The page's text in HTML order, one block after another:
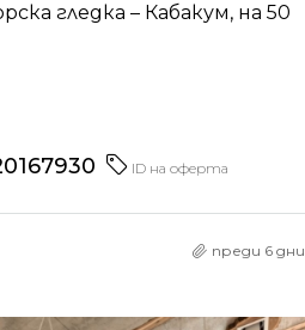
гледка – Кабакум, на 50
ID на оферта
преди 6 дни